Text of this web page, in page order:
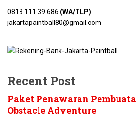
0813 111 39 686 (WA/TLP)
jakartapaintball80@gmail.com
Recent Post
Paket Penawaran
Obstacle Adventure